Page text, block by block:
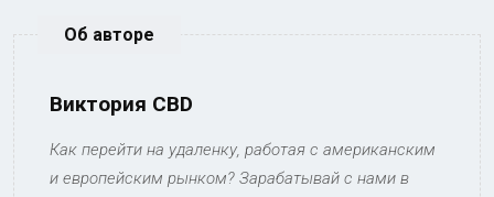
Об авторе
Виктория CBD
Как перейти на удаленку, работая с американским
и европейским рынком? Зарабатывай с нами в